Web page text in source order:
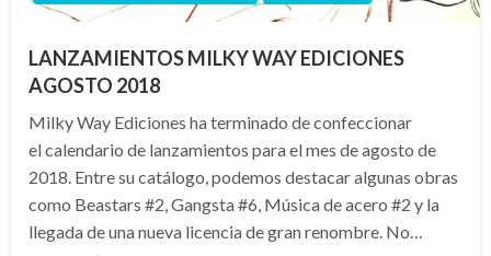
LANZAMIENTOS MILKY WAY EDICIONES
AGOSTO 2018
Milky Way Ediciones ha terminado de confeccionar
el calendario de lanzamientos para el mes de agosto de
2018. Entre su catálogo, podemos destacar algunas obras
como Beastars #2, Gangsta #6, Música de acero #2 y la
llegada de una nueva licencia de gran renombre. No…